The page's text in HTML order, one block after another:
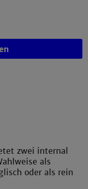
zwei internal
als
oder als rein